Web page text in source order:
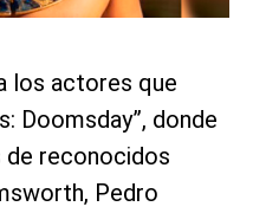
los actores que
Doomsday”, donde
reconocidos
Pedro